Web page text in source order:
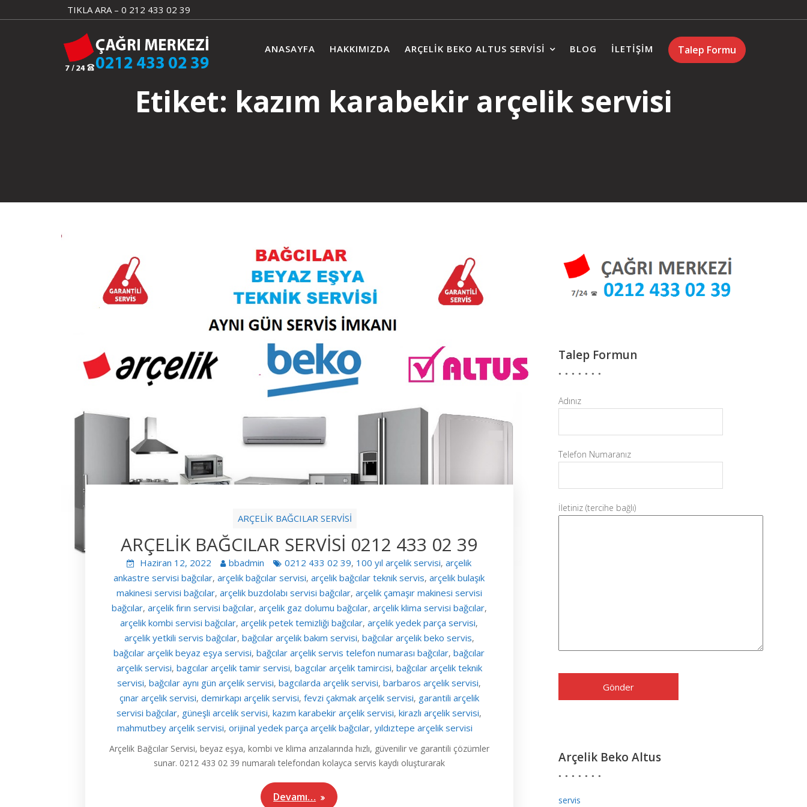
to
TIKLA ARA – 0 212 433 02 39
Talep Formu
ANASAYFA HAKKIMIZDA ARÇELIK BEKO ALTUS SERVISI BLOG İLETIŞIM
Etiket: kazım karabekir arçelik servisi
ARÇELİK BAĞCILAR SERVİSİ
ARÇELİK BAĞCILAR SERVİSİ 0212 433 02 39
Haziran 12, 2022 bbadmin 0212 433 02 39, 100 yıl arçelik servisi,arçelik
ankastre servisi bağcılar,arçelik bağcılar servisi,arçelik bağcılar teknik servis,arçelik bulaşık
makinesi servisi bağcılar, arçelik buzdolabı servisi bağcılar, arçelik çamaşır makinesi servisi
bağcılar, arçelik fırın servisi bağcılar, arçelik gaz dolumu bağcılar, arçelik klima servisi bağcılar,
arçelik kombi servisi bağcılar,arçelik petek temizliği bağcılar,arçelik yedek parça servisi,
arçelik yetkili servis bağcılar, bağcılar arçelik bakım servisi, bağcılar arçelik beko servis,
bağcılar arçelik beyaz eşya servisi,bağcılar arçelik servis telefon numarası bağcılar,bağcılar
arçelik servisi, bagcılar arçelik tamir servisi, bagcılar arçelik tamircisi, bağcılar arçelik teknik
servisi,bağcılar aynı gün arçelik servisi,bagcılarda arçelik servisi,barbaros arçelik servisi,
çınar arçelik servisi, demirkapı arçelik servisi, fevzi çakmak arçelik servisi, garantili arçelik
servisi bağcılar, güneşli arcelik servisi,kazım karabekir arçelik servisi,kirazlı arçelik servisi,
mahmutbey arçelik servisi, orijinal yedek parça arçelik bağcılar, yıldıztepe arçelik servisi
Arçelik Bağcılar Servisi, beyaz eşya, kombi ve klima arızalarında hızlı, güvenilir ve garantili çözümler
sunar. 0212 433 02 39 numaralı telefondan kolayca servis kaydı oluşturarak
Devamı…
Talep Formun
Adınız
Telefon Numaranız
İletiniz (tercihe bağlı)
Arçelik Beko Altus
servis